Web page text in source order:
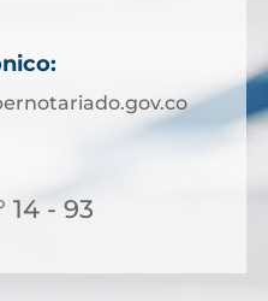
14 - 93